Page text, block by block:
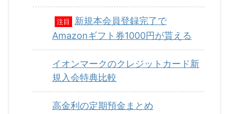
注目
新規本会員登録完了で
Amazonギフト券1000円が貰える
イオンマークのクレジットカード新
規入会特典比較
高金利の定期預金まとめ